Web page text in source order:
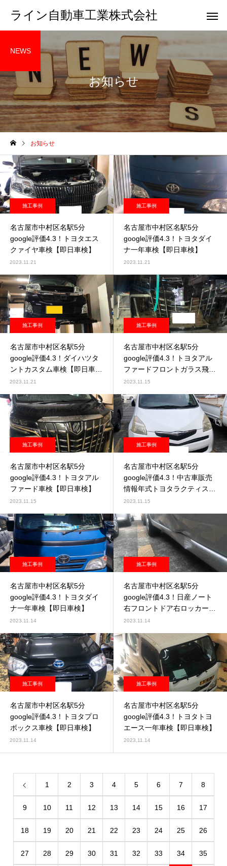
ライン自動車工業株式会社
お知らせ
NEWS
お知らせ
施工事例
名古屋市中村区名駅5分
google評価4.3！トヨタエス
クァイヤ車検【即日車検】
2023.11.21
施工事例
名古屋市中村区名駅5分
google評価4.3！トヨタダイ
ナ一年車検【即日車検】
2023.11.21
施工事例
名古屋市中村区名駅5分
google評価4.3！ダイハツタ
ントカスタム車検【即日車
検】
2023.11.21
施工事例
名古屋市中村区名駅5分
google評価4.3！トヨタアル
ファードフロントガラス飛び
石修理
2023.11.15
施工事例
名古屋市中村区名駅5分
google評価4.3！トヨタアル
ファード車検【即日車検】
2023.11.15
施工事例
名古屋市中村区名駅5分
google評価4.3！中古車販売
情報年式トヨタラクティス年
式H19-07【売約済】
2023.11.15
施工事例
名古屋市中村区名駅5分
google評価4.3！トヨタダイ
ナ一年車検【即日車検】
2023.11.14
施工事例
名古屋市中村区名駅5分
google評価4.3！日産ノート
右フロントドア右ロッカーパ
ネル鈑金塗装
2023.11.14
施工事例
名古屋市中村区名駅5分
google評価4.3！トヨタプロ
ボックス車検【即日車検】
2023.11.14
施工事例
名古屋市中村区名駅5分
google評価4.3！トヨタトヨ
エース一年車検【即日車検】
2023.11.14
1 2 3 4 5 6 7 8
9 10 11 12 13 14 15 16 17
18 19 20 21 22 23 24 25 26
27 28 29 30 31 32 33 34 35